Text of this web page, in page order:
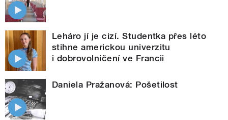
Leháro jí je cizí. Studentka přes léto
stihne americkou univerzitu
i dobrovolničení ve Francii
Daniela Pražanová: Pošetilost